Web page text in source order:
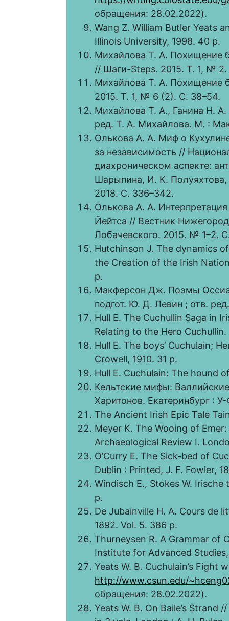
обращения: 28.02.2022).
Wang Z. William Butler Yeats
Illinois University, 1998. 40 p.
Михайлова Т. А. Похищение
// Шаги-Steps. 2015. T. 1, № 2.
Михайлова Т. А. Похищение
2015. T. 1, № 6 (2). С. 38–54.
Михайлова Т. А., Ганина Н. А.
ред. Т. А. Михайлова. М. :
Олькова А. А. Миф о
за независимость //
диахроническом аспекте:
Шарыпина, И. К.
2018. С. 336–342.
Олькова А. А.
Йейтса // Вестник
Лобачевского. 2015. № 1–2.
Hutchinson J. The dynamics
the Creation of the Irish
p.
Макферсон Дж. Поэмы
подгот. Ю. Д. Левин ; отв.
Hull E. The Cuchullin Saga in
Relating to the Hero
Hull E. The boys’ Cuchulain;
Crowell, 1910. 31 p.
Hull E. Cuchulain: The hound
Кельтские мифы:
Харитонов. Екатеринбург :
The Ancient Irish Epic Tale
Meyer K. The Wooing of
Archaeological Review I.
O’Curry E. The Sick-bed of
Dublin : Printed, J. F. Fowler,
Windisch E., Stokes W.
p.
De Jubainville H. A. Cours de
1892. Vol. 5. 386 p.
Thurneysen R. A Grammar of
Institute for Advanced
Yeats W. B. Cuchulain’s Fight
http://www.csun.edu/
обращения: 28.02.2022).
Yeats W. B. On Baile’s Strand